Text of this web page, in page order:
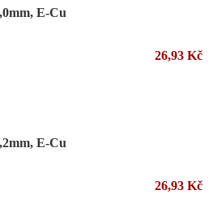
E-Cu
26,93 Kč
E-Cu
26,93 Kč